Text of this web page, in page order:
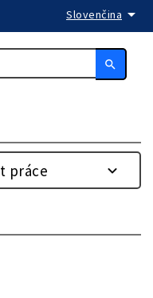
Slovenčina arrow_drop_down
search
práce